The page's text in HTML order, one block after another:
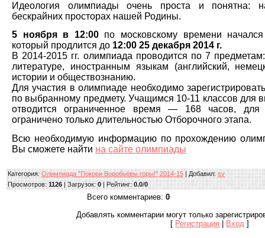
Идеология олимпиады очень проста и понятна:
бескрайних просторах нашей Родины.
5 ноября в 12:00по московскому времени
который продлится до 12:00 25 декабря 2014 г.
В 2014-2015 гг. олимпиада проводится по 7
литературе, иностранным языкам (английский,
истории и обществознанию.
Для участия в олимпиаде необходимо
по выбранному предмету. Учащимся 10-11 классов для
отводится ограниченное время — 168 часов,
ограничено только длительностью Отборочного этапа.
Всю необходимую информацию по прохождению
Вы сможете найти на сайте олимпиады
Категория: Олимпиада "Покори Воробьёвы горы!" 2014-15 Добавил: sv
Просмотров: 1126 Загрузок: 0 Рейтинг: 0.0/0
Всего комментариев: 0
Добавлять комментарии могут только
[ Регистрация Вход ]